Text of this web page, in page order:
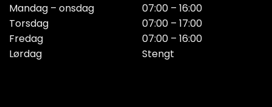
Mandag – onsdag
Torsdag
Fredag
Lørdag
07:00 – 16:00
07:00 – 17:00
07:00 – 16:00
Stengt